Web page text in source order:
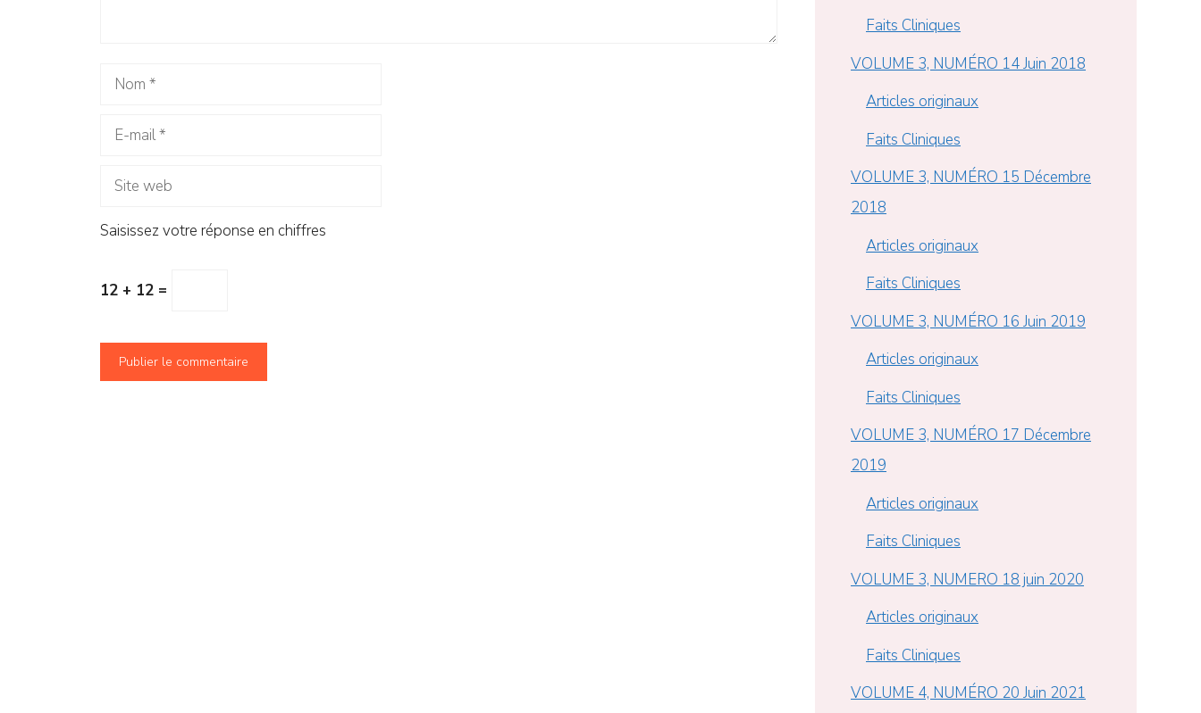
Nom
Site
Saisissez votre réponse en chiffres
12 + 12 =
Faits Cliniques
VOLUME 3, NUMÉRO 14 Juin 2018
Articles originaux
Faits Cliniques
VOLUME 3, NUMÉRO 15 Décembre
2018
Articles originaux
Faits Cliniques
VOLUME 3, NUMÉRO 16 Juin 2019
Articles originaux
Faits Cliniques
VOLUME 3, NUMÉRO 17 Décembre
2019
Articles originaux
Faits Cliniques
VOLUME 3, NUMERO 18 juin 2020
Articles originaux
Faits Cliniques
VOLUME 4, NUMÉRO 20 Juin 2021